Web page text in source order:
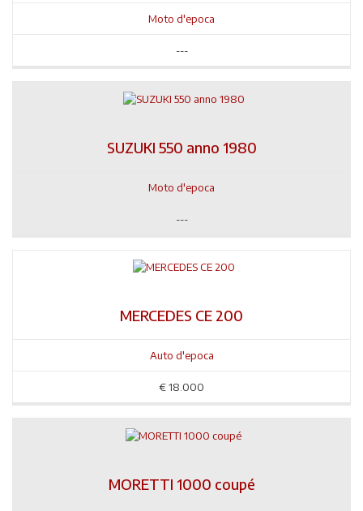
Moto d'epoca
---
SUZUKI 550 anno 1980
Moto d'epoca
---
MERCEDES CE 200
Auto d'epoca
€18.000
MORETTI 1000 coupé